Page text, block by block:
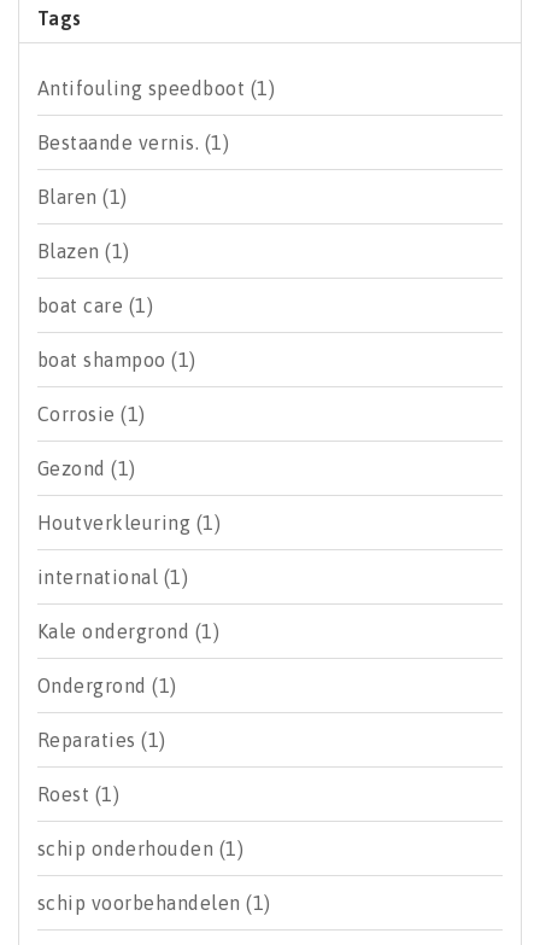
Tags
Antifouling speedboot (1)
Bestaande vernis. (1)
Blaren(1)
Blazen(1)
boat care (1)
boat shampoo(1)
Corrosie(1)
Gezond(1)
Houtverkleuring (1)
international (1)
Kale ondergrond (1)
Ondergrond(1)
Reparaties(1)
Roest (1)
schip onderhouden (1)
schip voorbehandelen(1)